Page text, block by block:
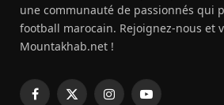
une communauté de passionnés qui
football marocain. Rejoignez-nous et
Mountakhab.net !
Facebook
X InstagramYouTube